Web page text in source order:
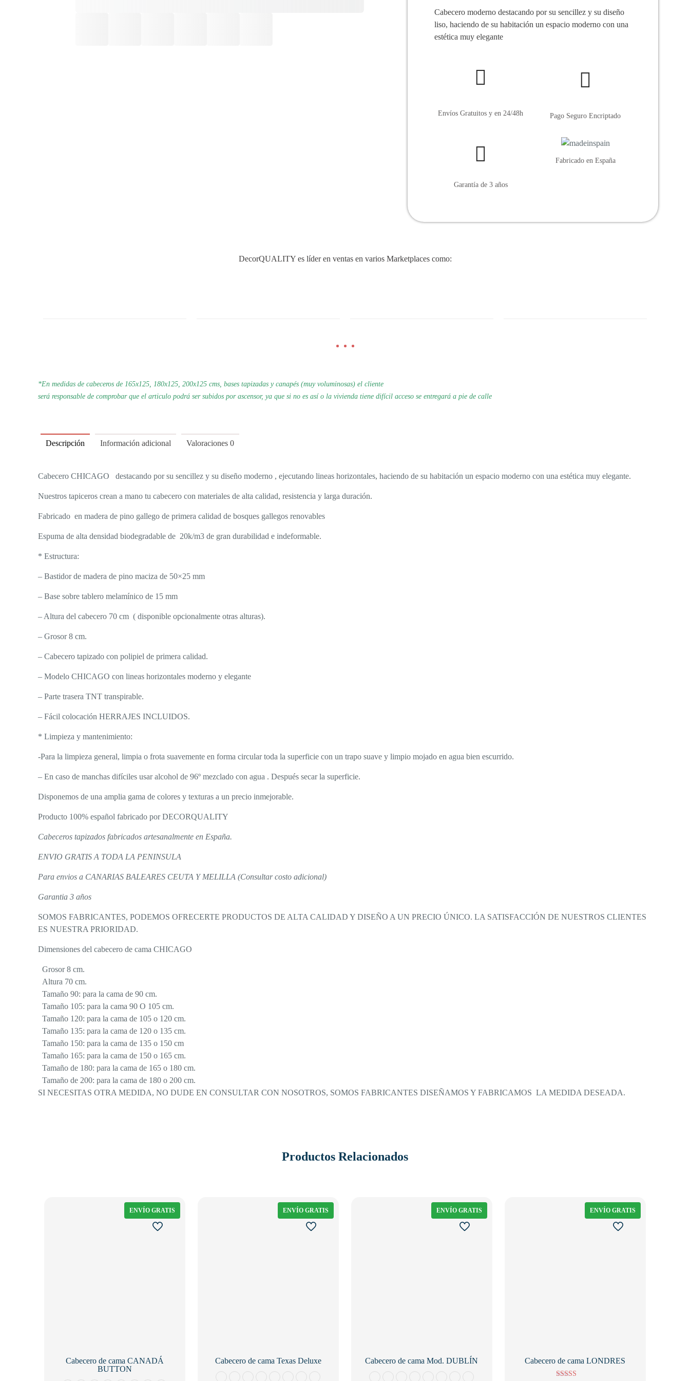
Cabecero moderno destacando por su sencillez y su diseño
liso, haciendo de su habitación un espacio moderno con una
estética muy elegante
Envíos Gratuitos y en 24/48h Pago Seguro Encriptado
Garantía de 3 años
Fabricado en España
DecorQUALITY es líder en ventas en varios Marketplaces como:
*En medidas de cabeceros de 165x125, 180x125, 200x125 cms, bases tapizadas y canapés (muy voluminosas) el cliente
será responsable de comprobar que el articulo podrá ser subidos por ascensor, ya que si no es así o la vivienda tiene difícil acceso se entregará a pie de calle
Descripción Información adicional Valoraciones 0
Cabecero CHICAGO destacando por su sencillez y su diseño moderno , ejecutando lineas horizontales, haciendo de su habitación un espacio moderno con una estética muy elegante.
Nuestros tapiceros crean a mano tu cabecero con materiales de alta calidad, resistencia y larga duración.
Fabricado en madera de pino gallego de primera calidad de bosques gallegos renovables
Espuma de alta densidad biodegradable de 20k/m3 de gran durabilidad e indeformable.
* Estructura:
– Bastidor de madera de pino maciza de 50×25 mm
– Base sobre tablero melamínico de 15 mm
– Altura del cabecero 70 cm ( disponible opcionalmente otras alturas).
– Grosor 8 cm.
– Cabecero tapizado con polipiel de primera calidad.
– Modelo CHICAGO con lineas horizontales moderno y elegante
– Parte trasera TNT transpirable.
– Fácil colocación HERRAJES INCLUIDOS.
* Limpieza y mantenimiento:
-Para la limpieza general, limpia o frota suavemente en forma circular toda la superficie con un trapo suave y limpio mojado en agua bien escurrido.
– En caso de manchas difíciles usar alcohol de 96º mezclado con agua . Después secar la superficie.
Disponemos de una amplia gama de colores y texturas a un precio inmejorable.
Producto 100% español fabricado por DECORQUALITY
Cabeceros tapizados fabricados artesanalmente en España.
ENVIO GRATIS A TODA LA PENINSULA
Para envios a CANARIAS BALEARES CEUTA Y MELILLA (Consultar costo adicional)
Garantia 3 años
SOMOS FABRICANTES, PODEMOS OFRECERTE PRODUCTOS DE ALTA CALIDAD Y DISEÑO A UN PRECIO ÚNICO. LA SATISFACCIÓN DE NUESTROS CLIENTES
ES NUESTRA PRIORIDAD.
Dimensiones del cabecero de cama CHICAGO
Grosor 8 cm.
Altura 70 cm.
Tamaño 90: para la cama de 90 cm.
Tamaño 105: para la cama 90 O 105 cm.
Tamaño 120: para la cama de 105 o 120 cm.
Tamaño 135: para la cama de 120 o 135 cm.
Tamaño 150: para la cama de 135 o 150 cm
Tamaño 165: para la cama de 150 o 165 cm.
Tamaño de 180: para la cama de 165 o 180 cm.
Tamaño de 200: para la cama de 180 o 200 cm.
SI NECESITAS OTRA MEDIDA, NO DUDE EN CONSULTAR CON NOSOTROS, SOMOS FABRICANTES DISEÑAMOS Y FABRICAMOS LA MEDIDA DESEADA.
Productos Relacionados
ENVÍO GRATIS
Cabecero de cama CANADÁ
BUTTON
ENVÍO GRATIS
Cabecero de cama Texas Deluxe
ENVÍO GRATIS
Cabecero de cama Mod. DUBLÍN
ENVÍO GRATIS
Cabecero de cama LONDRES